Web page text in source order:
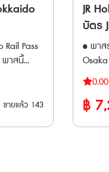
โดยสา
กะ
Hall)
ด้ ต้อง
หน่ายตั๋ว
Train
ถานที่ )
ด่วนพิเศ
Express • HITACHI /
Kaiji,
•
Rail Pass
พาสนี้
ละ รถไฟ
กไกโด
าคโทโฮคุ
ขายแล้ว 143
JR
บัตร
• พาส
Osaka
รวมถึ
จำกัด
ล่วงห
0.00
฿